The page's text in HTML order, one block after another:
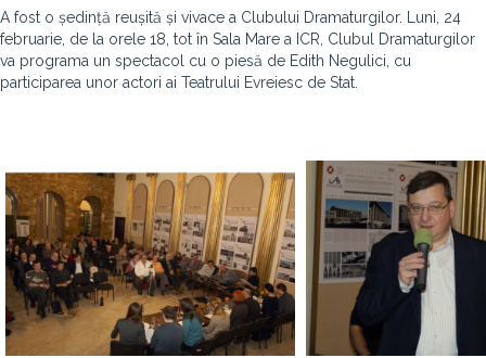
A fost o ședință reușită și vivace a Clubului Dramaturgilor. Luni, 24
februarie, de la orele 18, tot în Sala Mare a ICR, Clubul Dramaturgilor
va programa un spectacol cu o piesă de Edith Negulici, cu
participarea unor actori ai Teatrului Evreiesc de Stat.